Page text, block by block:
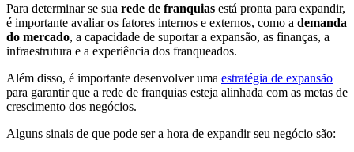
Para determinar se sua rede de franquias está pronta para expandir,
é importante avaliar os fatores internos e externos, como a demanda
do mercado, a capacidade de suportar a expansão, as finanças, a
infraestrutura e a experiência dos franqueados.
Além disso, é importante desenvolver uma estratégia de expansão
para garantir que a rede de franquias esteja alinhada com as metas de
crescimento dos negócios.
Alguns sinais de que pode ser a hora de expandir seu negócio são: